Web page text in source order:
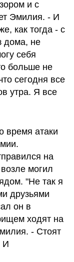
и с
Эмилия. - И
как тогда - с
дома, не
себя
больше не
сегодня все
утра. Я все
время атаки
на
могил
"Не так я
друзьями
он в
ходят на
- Стоят
И